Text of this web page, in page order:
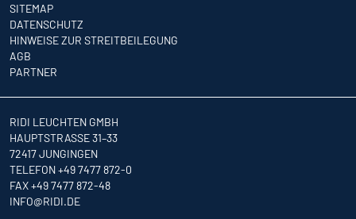
SITEMAP
DATENSCHUTZ
HINWEISE ZUR STREITBEILEGUNG
AGB
PARTNER
RIDI LEUCHTEN GMBH
HAUPTSTRASSE 31–33
72417 JUNGINGEN
TELEFON +49 7477 872-0
FAX +49 7477 872-48
INFO@RIDI.DE